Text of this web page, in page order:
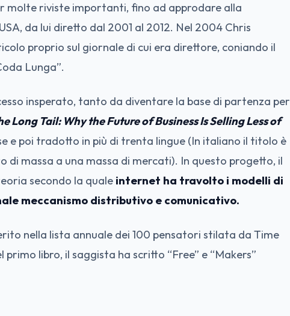
molte riviste importanti, fino ad approdare alla
da lui diretto dal 2001 al 2012. Nel 2004 Chris
proprio sul giornale di cui era direttore, coniando il
Lunga”.
insperato, tanto da diventare la base di partenza per
Long Tail: Why the Future of Business Is Selling Less of
e poi tradotto in più di trenta lingue (In italiano il titolo è
di massa a una massa di mercati). In questo progetto, il
secondo la quale internet ha travolto i modelli di
meccanismo distributivo e comunicativo.
nella lista annuale dei 100 pensatori stilata da Time
primo libro, il saggista ha scritto “Free” e “Makers”